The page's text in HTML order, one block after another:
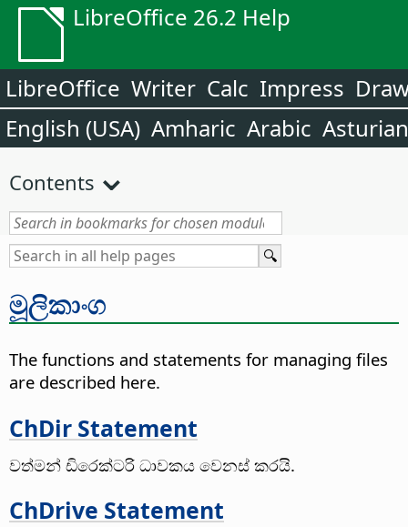
LibreOffice 26.2 Help
LibreOffice Writer Calc Impress
English (USA) Amharic Arabic Asturian
Contents
මූලිකාංග
The functions and statements for managing files
are described here.
ChDir Statement
වත්මන් ඩිරෙක්ටරි ධාවකය වෙනස් කරයි.
ChDrive Statement